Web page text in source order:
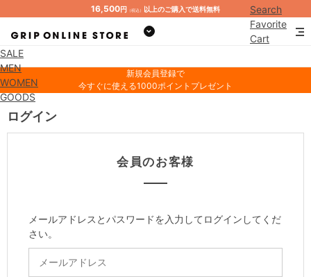
16,500円 （税込） 以上のご購入で送料無料
Search
Favorite
Cart
SALE
MEN
WOMEN
GOODS
新規会員登録で
今すぐに使える1000ポイントプレゼント
ログイン
会員のお客様
メールアドレスとパスワードを入力してログインしてくだ
さい。